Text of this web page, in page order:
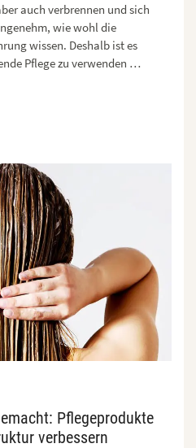
auch verbrennen und sich
wie wohl die
wissen. Deshalb ist es
Pflege zu verwenden …
Pflegeprodukte
verbessern